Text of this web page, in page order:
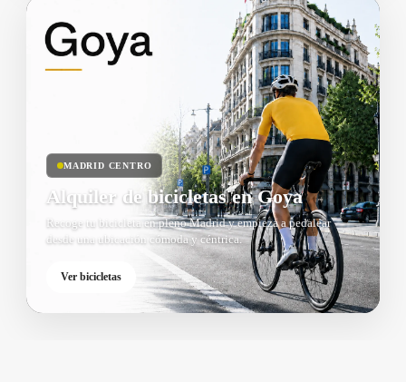
MADRID CENTRO
Alquiler de bicicletas en Goya
Recoge tu bicicleta en pleno Madrid y empieza a pedalear
desde una ubicación cómoda y céntrica.
Ver bicicletas